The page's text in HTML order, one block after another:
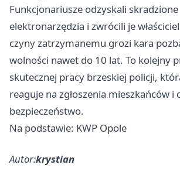
Funkcjonariusze odzyskali skradzione
elektronarzędzia i zwrócili je
czyny zatrzymanemu grozi kara
wolności nawet do 10 lat. To kolejny
skutecznej pracy brzeskiej policji,
reaguje na zgłoszenia mieszkańców i
bezpieczeństwo.
Na podstawie: KWP Opole
Autor:krystian